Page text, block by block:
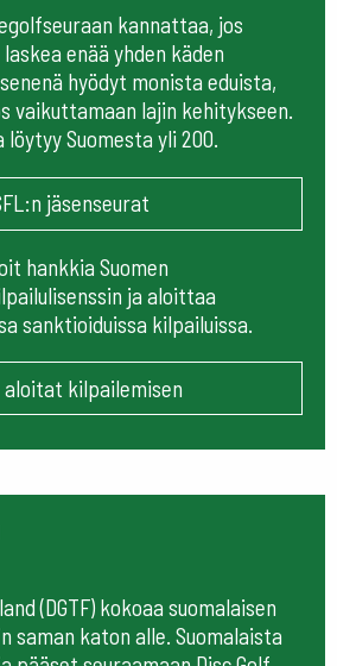
kannattaa, jos
enää yhden käden
hyödyt monista eduista,
vaikuttamaan lajin kehitykseen.
Suomesta yli 200.
jäsenseurat
hankkia Suomen
ja aloittaa
sanktioiduissa kilpailuissa.
aloitat kilpailemisen
(DGTF) kokoaa suomalaisen
saman katon alle. Suomalaista